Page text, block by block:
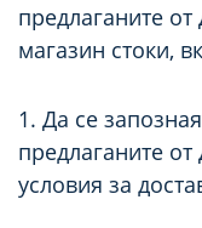
предлаганите
магазин стоки,
1. Да се
предлаганите
условия за